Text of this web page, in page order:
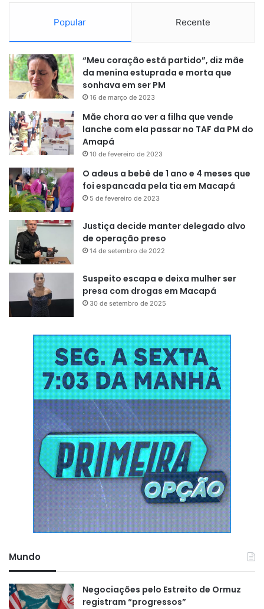
Popular Recente
“Meu coração está partido”, diz mãe
da menina estuprada e morta que
sonhava em ser PM
16 de março de 2023
Mãe chora ao ver a filha que vende
lanche com ela passar no TAF da PM do
Amapá
10 de fevereiro de 2023
O adeus a bebê de 1 ano e 4 meses que
foi espancada pela tia em Macapá
5 de fevereiro de 2023
Justiça decide manter delegado alvo
de operação preso
14 de setembro de 2022
Suspeito escapa e deixa mulher ser
presa com drogas em Macapá
30 de setembro de 2025
Mundo
Negociações pelo Estreito de Ormuz
registram “progressos”